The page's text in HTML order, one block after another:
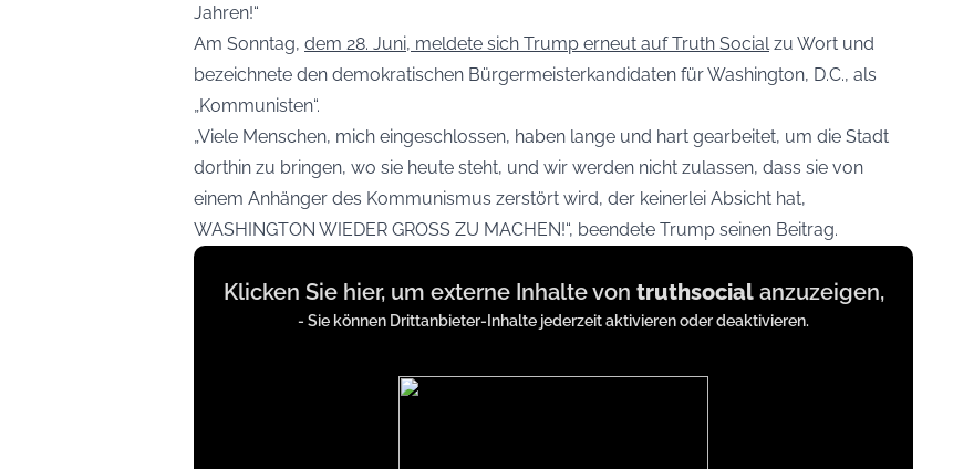
Jahren!“
Am Sonntag, dem 28. Juni, meldete sich Trump erneut auf Truth Socialzu Wort und
bezeichnete den demokratischen Bürgermeisterkandidaten für Washington, D.C., als
„Kommunisten“.
„Viele Menschen, mich eingeschlossen, haben lange und hart gearbeitet, um die Stadt
dorthin zu bringen, wo sie heute steht, und wir werden nicht zulassen, dass sie von
einem Anhänger des Kommunismus zerstört wird, der keinerlei Absicht hat,
WASHINGTON WIEDER GROSS ZU MACHEN!“, beendete Trump seinen Beitrag.
Display
content
Klicken Sie hier, um externe Inhalte von truthsocialanzuzeigen,
- Sie können Drittanbieter-Inhalte jederzeit aktivieren oder deaktivieren.